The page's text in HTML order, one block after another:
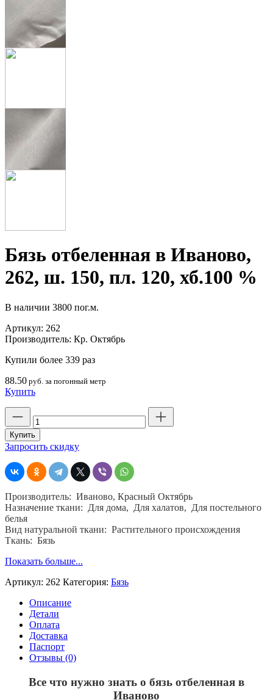
Бязь отбеленная в Иваново,
262, ш. 150, пл. 120, хб.100 %
В наличии 3800 пог.м.
Артикул: 262
Производитель: Кр. Октябрь
Купили более 339 раз
88.50 руб. за погонный метр
Купить
товара
Бязь
отбеленная
Иваново,
262,
150,
пл.
хб.100
%
Купить
Запросить скидку
Производитель: Иваново, Красный Октябрь
Назначение ткани: Для дома, Для халатов, Для постельного
белья
Вид натуральной ткани: Растительного происхождения
Ткань: Бязь
Показать больше...
Артикул: 262 Категория: Бязь
Описание
Детали
Оплата
Доставка
Паспорт
Отзывы (0)
Все что нужно знать о бязь отбеленная в
Иваново